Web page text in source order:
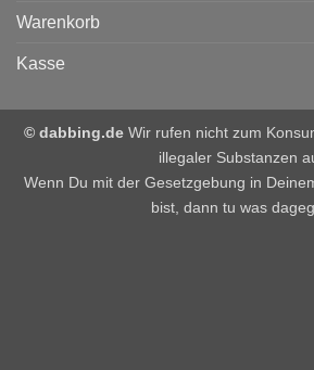
Warenkorb
Kasse
© dabbing.de Wir rufen nicht zum
illegaler Substanzen
Wenn Du mit der Gesetzgebung in
bist, dann tu was